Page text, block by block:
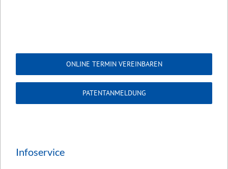
ONLINE TERMIN VEREINBAREN
PATENTANMELDUNG
Infoservice